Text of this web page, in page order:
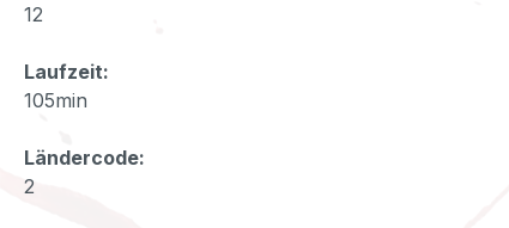
12
Laufzeit:
105min
Ländercode:
2